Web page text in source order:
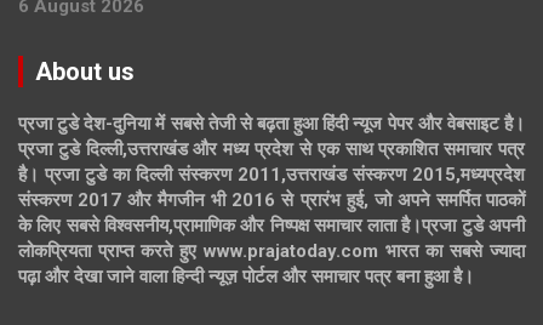
6 August 2026
About us
प्रजा टुडे देश-दुनिया में सबसे तेजी से बढ़ता हुआ हिंदी न्यूज पेपर और वेबसाइट है।
प्रजा टुडे दिल्ली,उत्तराखंड और मध्य प्रदेश से एक साथ प्रकाशित समाचार पत्र
है। प्रजा टुडे का दिल्ली संस्करण 2011,उत्तराखंड संस्करण 2015,मध्यप्रदेश
संस्करण 2017 और मैगजीन भी 2016 से प्रारंभ हुई, जो अपने समर्पित पाठकों
के लिए सबसे विश्वसनीय,प्रामाणिक और निष्पक्ष समाचार लाता है।प्रजा टुडे अपनी
लोकप्रियता प्राप्त करते हुए www.prajatoday.com भारत का सबसे ज्यादा
पढ़ा और देखा जाने वाला हिन्दी न्यूज़ पोर्टल और समाचार पत्र बना हुआ है।